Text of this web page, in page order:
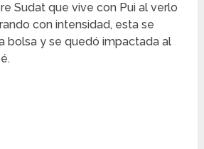
Sudat que vive con Pui al verlo
con intensidad, esta se
bolsa y se quedó impactada al